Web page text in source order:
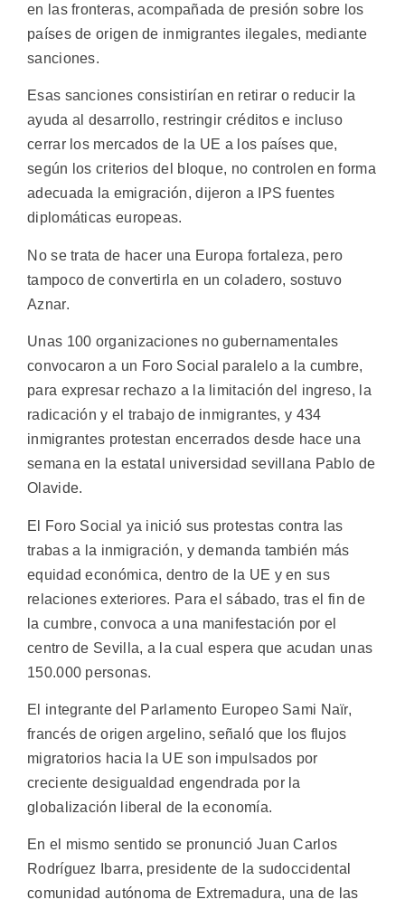
en las fronteras, acompañada de presión sobre los
países de origen de inmigrantes ilegales, mediante
sanciones.
Esas sanciones consistirían en retirar o reducir la
ayuda al desarrollo, restringir créditos e incluso
cerrar los mercados de la UE a los países que,
según los criterios del bloque, no controlen en forma
adecuada la emigración, dijeron a IPS fuentes
diplomáticas europeas.
No se trata de hacer una Europa fortaleza, pero
tampoco de convertirla en un coladero, sostuvo
Aznar.
Unas 100 organizaciones no gubernamentales
convocaron a un Foro Social paralelo a la cumbre,
para expresar rechazo a la limitación del ingreso, la
radicación y el trabajo de inmigrantes, y 434
inmigrantes protestan encerrados desde hace una
semana en la estatal universidad sevillana Pablo de
Olavide.
El Foro Social ya inició sus protestas contra las
trabas a la inmigración, y demanda también más
equidad económica, dentro de la UE y en sus
relaciones exteriores. Para el sábado, tras el fin de
la cumbre, convoca a una manifestación por el
centro de Sevilla, a la cual espera que acudan unas
150.000 personas.
El integrante del Parlamento Europeo Sami Naïr,
francés de origen argelino, señaló que los flujos
migratorios hacia la UE son impulsados por
creciente desigualdad engendrada por la
globalización liberal de la economía.
En el mismo sentido se pronunció Juan Carlos
Rodríguez Ibarra, presidente de la sudoccidental
comunidad autónoma de Extremadura, una de las